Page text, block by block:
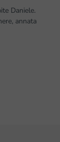
Daniele.
annata